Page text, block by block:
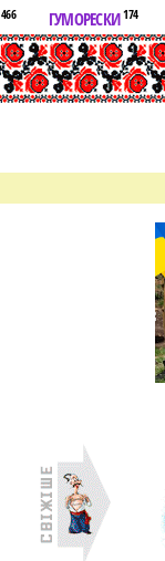
466 ГУМОРЕСКИ174